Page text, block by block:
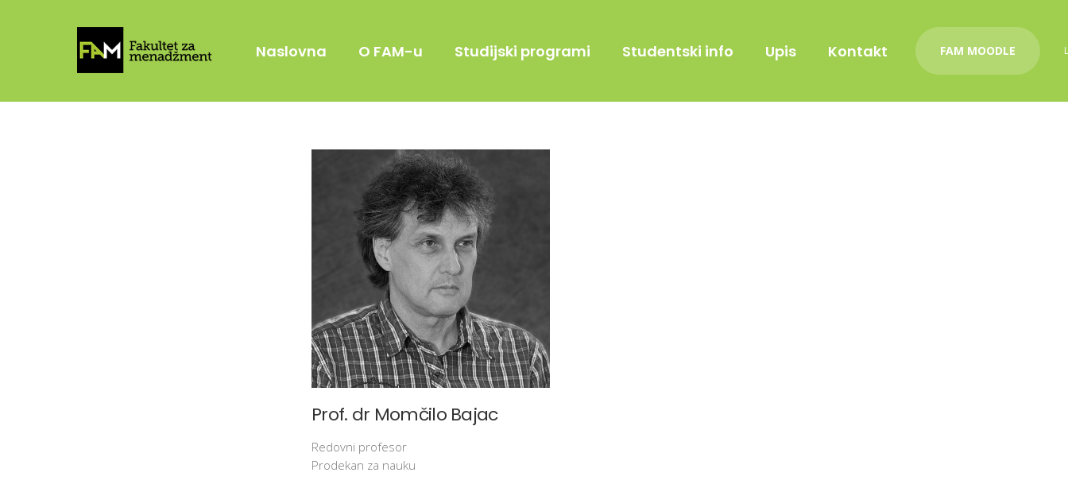
Naslovna O FAM-u Studijski programi Studentski info Upis Kontakt FAM MOODLE
Prof. dr Momčilo Bajac
Redovni profesor
Prodekan za nauku